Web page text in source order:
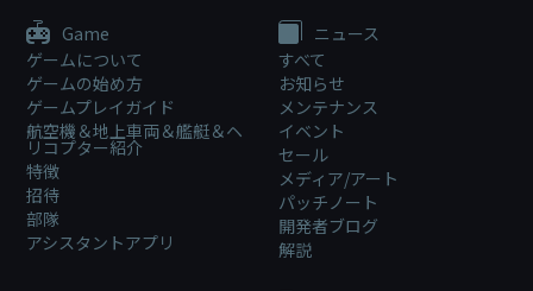
Game
ゲームについて
ゲームの始め方
ゲームプレイガイド
航空機＆地上車両＆艦艇＆ヘ
リコプター紹介
特徴
招待
部隊
アシスタントアプリ
ニュース
すべて
お知らせ
メンテナンス
イベント
セール
メディア/アート
パッチノート
開発者ブログ
解説